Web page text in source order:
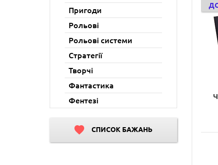
Пригоди
Рольові
Рольові системи
Стратегії
Творчі
Фантастика
Фентезі
СПИСОК БАЖАНЬ